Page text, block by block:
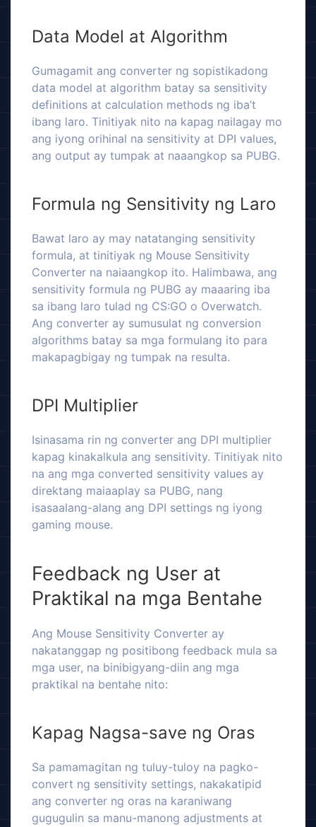
Data Model at Algorithm
Gumagamit ang converter ng sopistikadong
data model at algorithm batay sa sensitivity
definitions at calculation methods ng iba’t
ibang laro. Tinitiyak nito na kapag nailagay mo
ang iyong orihinal na sensitivity at DPI values,
ang output ay tumpak at naaangkop sa PUBG.
Formula ng Sensitivity ng Laro
Bawat laro ay may natatanging sensitivity
formula, at tinitiyak ng Mouse Sensitivity
Converter na naiaangkop ito. Halimbawa, ang
sensitivity formula ng PUBG ay maaaring iba
sa ibang laro tulad ng CS:GO o Overwatch.
Ang converter ay sumusulat ng conversion
algorithms batay sa mga formulang ito para
makapagbigay ng tumpak na resulta.
DPI Multiplier
Isinasama rin ng converter ang DPI multiplier
kapag kinakalkula ang sensitivity. Tinitiyak nito
na ang mga converted sensitivity values ay
direktang maiaaplay sa PUBG, nang
isasaalang-alang ang DPI settings ng iyong
gaming mouse.
Feedback ng User at
Praktikal na mga Bentahe
Ang Mouse Sensitivity Converter ay
nakatanggap ng positibong feedback mula sa
mga user, na binibigyang-diin ang mga
praktikal na bentahe nito:
Kapag Nagsa-save ng Oras
Sa pamamagitan ng tuluy-tuloy na pagko-
convert ng sensitivity settings, nakakatipid
ang converter ng oras na karaniwang
gugugulin sa manu-manong adjustments at